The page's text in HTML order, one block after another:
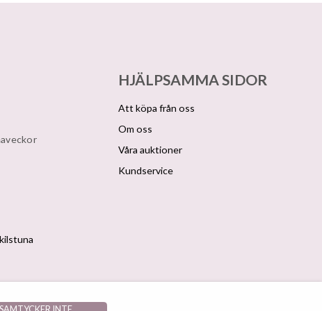
HJÄLPSAMMA SIDOR
Att köpa från oss
Om oss
Våra auktioner
Kundservice
INTE